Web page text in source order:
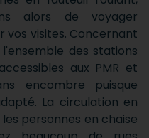
alors de voyager
visites. Concernant
des stations
aux PMR et
encombre puisque
La circulation en
personnes en chaise